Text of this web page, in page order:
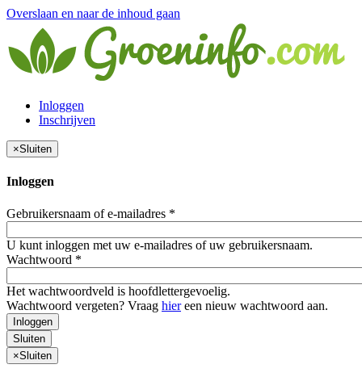
Overslaan en naar de inhoud gaan
Inloggen
Inschrijven
×Sluiten
Inloggen
Gebruikersnaam of e-mailadres *
U kunt inloggen met uw e-mailadres of uw gebruikersnaam.
Wachtwoord *
Het wachtwoordveld is hoofdlettergevoelig.
Wachtwoord vergeten? Vraag hiereen nieuw wachtwoord aan.
Inloggen
Sluiten
×Sluiten